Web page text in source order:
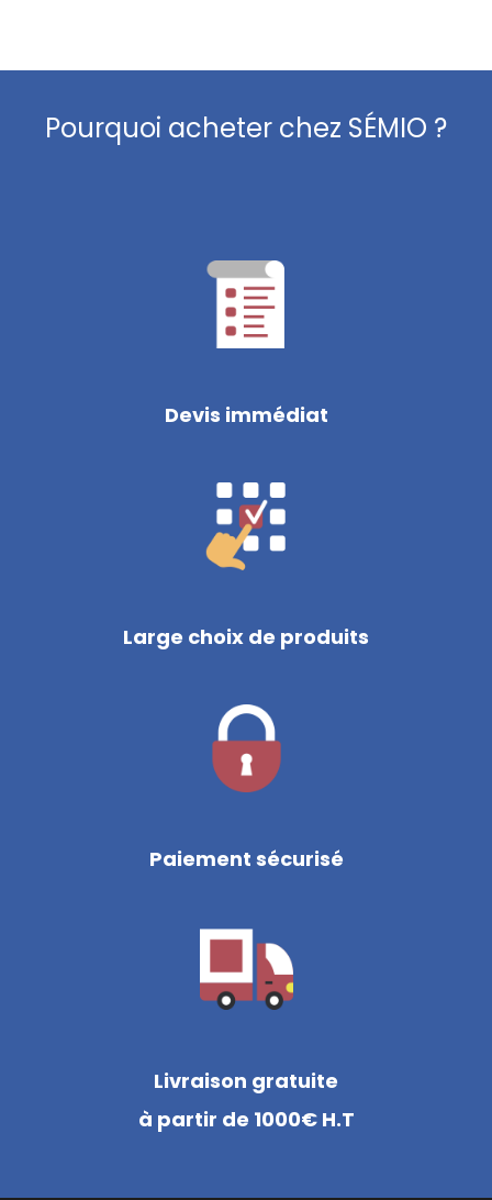
Pourquoi acheter chez SÉMIO ?
Devis immédiat
Large choix de produits
Paiement sécurisé
Livraison gratuite
à partir de 1000€ H.T